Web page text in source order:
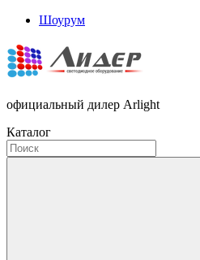
Шоурум
официальный дилер Arlight
Каталог